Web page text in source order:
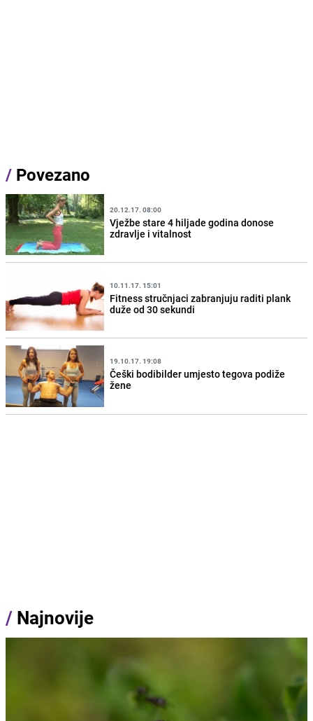
/ Povezano
20.12.17. 08:00
Vježbe stare 4 hiljade godina donose
zdravlje i vitalnost
10.11.17. 15:01
Fitness stručnjaci zabranjuju raditi plank
duže od 30 sekundi
19.10.17. 19:08
Češki bodibilder umjesto tegova podiže
žene
/ Najnovije